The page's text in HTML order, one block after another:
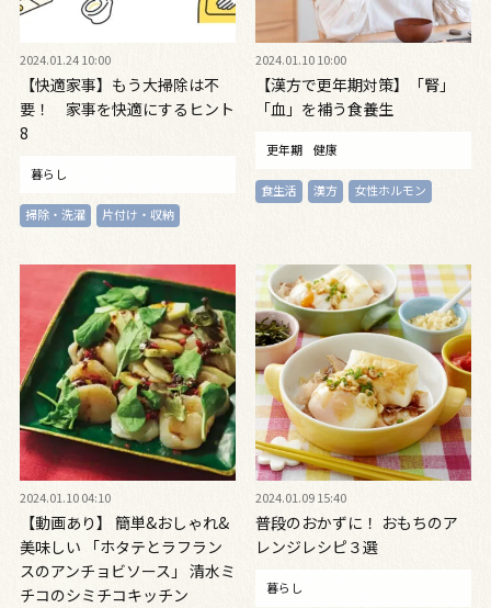
2024.01.24 10:00
【快適家事】もう大掃除は不
要！ 家事を快適にするヒント
8
暮らし
掃除・洗濯 片付け・収納
2024.01.10 10:00
【漢方で更年期対策】「腎」
「血」を補う食養生
更年期 健康
食生活 漢方 女性ホルモン
2024.01.10 04:10
【動画あり】 簡単&おしゃれ&
美味しい 「ホタテとラフラン
スのアンチョビソース」 清水ミ
チコのシミチコキッチン
2024.01.09 15:40
普段のおかずに！ おもちのア
レンジレシピ３選
暮らし